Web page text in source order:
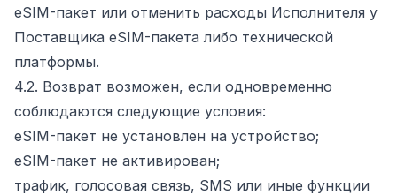
eSIM-пакет или отменить расходы Исполнителя у
Поставщика eSIM-пакета либо технической
платформы.
4.2. Возврат возможен, если одновременно
соблюдаются следующие условия:
eSIM-пакет не установлен на устройство;
eSIM-пакет не активирован;
трафик, голосовая связь, SMS или иные функции